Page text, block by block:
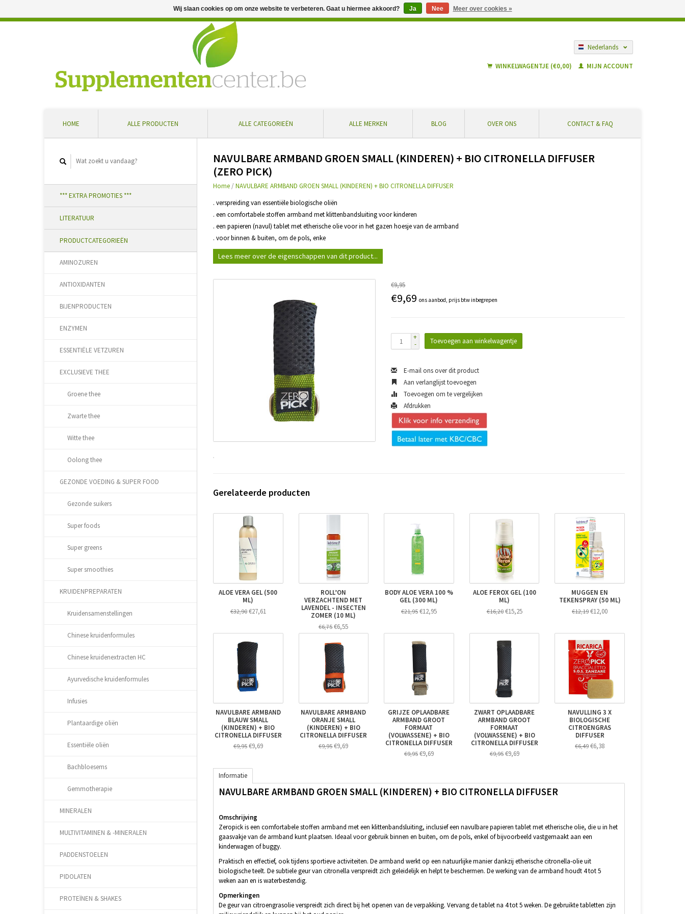
Nederlands
WINKELWAGENTJE (€0,00)
MIJN ACCOUNT
HOME ALLE PRODUCTEN ALLE CATEGORIEËN ALLE MERKEN BLOG OVER ONS CONTACT & FAQ
*** EXTRA PROMOTIES ***
LITERATUUR
PRODUCTCATEGORIEËN
AMINOZUREN
ANTIOXIDANTEN
BIJENPRODUCTEN
ENZYMEN
ESSENTIËLE VETZUREN
EXCLUSIEVE THEE
Groene thee
Zwarte thee
Witte thee
Oolong thee
GEZONDE VOEDING & SUPER FOOD
Gezonde suikers
Super foods
Super greens
Super smoothies
KRUIDENPREPARATEN
Kruidensamenstellingen
Chinese kruidenformules
Chinese kruidenextracten HC
Ayurvedische kruidenformules
Infusies
Plantaardige oliën
Essentiële oliën
Bachbloesems
Gemmotherapie
MINERALEN
MULTIVITAMINEN & -MINERALEN
PADDENSTOELEN
PIDOLATEN
PROTEÏNEN & SHAKES
NAVULBARE ARMBAND GROEN SMALL (KINDEREN) + BIO CITRONELLA DIFFUSER
(ZERO PICK)
Home /NAVULBARE ARMBAND GROEN SMALL (KINDEREN) + BIO CITRONELLA DIFFUSER
. verspreiding van essentiële biologische oliën
. een comfortabele stoffen armband met klittenbandsluiting voor kinderen
. een papieren (navul) tablet met etherische olie voor in het gazen hoesje van de armband
. voor binnen & buiten, om de pols, enke
Lees meer over de eigenschappen van dit product...
€9,95
€9,69ons aanbod, prijs btw inbegrepen
+
-
Toevoegen aan winkelwagentje
E-mail ons over dit product
Aan verlanglijst toevoegen
Toevoegen om te vergelijken
Afdrukken
Gerelateerde producten
ALOE VERA GEL (500
ML)
€32,90€27,61
ROLL’ON
VERZACHTEND MET
LAVENDEL - INSECTEN
ZOMER (10 ML)
€6,75€6,55
BODY ALOE VERA 100 %
GEL (300 ML)
€21,95€12,95
ALOE FEROX GEL (100
ML)
€16,20€15,25
MUGGEN EN
TEKENSPRAY (50 ML)
€12,19 €12,00
NAVULBARE ARMBAND
BLAUW SMALL
(KINDEREN) + BIO
CITRONELLA DIFFUSER
€9,95€9,69
NAVULBARE ARMBAND
ORANJE SMALL
(KINDEREN) + BIO
CITRONELLA DIFFUSER
€9,95€9,69
GRIJZE OPLAADBARE
ARMBAND GROOT
FORMAAT
(VOLWASSENE) + BIO
CITRONELLA DIFFUSER
€9,95€9,69
ZWART OPLAADBARE
ARMBAND GROOT
FORMAAT
(VOLWASSENE) + BIO
CITRONELLA DIFFUSER
€9,95€9,69
NAVULLING 3 X
BIOLOGISCHE
CITROENGRAS
DIFFUSER
€6,49 €6,38
Informatie
NAVULBARE ARMBAND GROEN SMALL (KINDEREN) + BIO CITRONELLA DIFFUSER
Omschrijving
Zeropick is een comfortabele stoffen armband met een klittenbandsluiting, inclusief een navulbare papieren tablet met etherische olie, die u in het
gaasvakje van de armband kunt plaatsen. Ideaal voor gebruik binnen en buiten, om de pols, enkel of bijvoorbeeld vastgemaakt aan een
kinderwagen of buggy.
Praktisch en effectief, ook tijdens sportieve activiteiten. De armband werkt op een natuurlijke manier dankzij etherische citronella-olie uit
biologische teelt. De subtiele geur van citronella verspreidt zich geleidelijk en helpt te beschermen. De werking van de armband houdt 4 tot 5
weken aan en is waterbestendig.
Opmerkingen
De geur van citroengrasolie verspreidt zich direct bij het openen van de verpakking. Vervang de tablet na 4 tot 5 weken. De gebruikte tabletten zijn
Wij slaan cookies op om onze website te verbeteren. Gaat u hiermee akkoord? Ja Nee Meer over cookies »
Professioneel advies en snelle levering ... Ontvang 5 % extra korting bij aankoop vanaf € 100 ... Gratis levering in België vanaf € 55 ... Veilig winkelen en geen extra kosten